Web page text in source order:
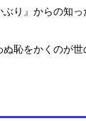
り』からの知っ
恥をかくのが世